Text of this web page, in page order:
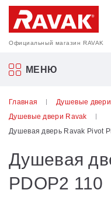
Официальный магазин RAVAK
МЕНЮ
Акриловые
Шторки для
Мебель для
Аксессуары
Главная Душевые
Душевые двери Ravak
Душевая дверь Ravak Pivot
Душевая
PDOP2 110